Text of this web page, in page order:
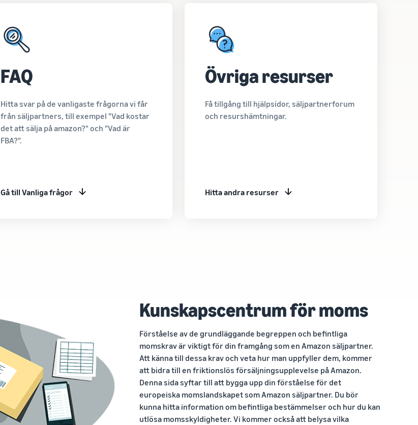
FAQ
Hitta svar på de vanligaste frågorna vi får
från säljpartners, till exempel "Vad kostar
det att sälja på amazon?" och "Vad är
FBA?".
Gå till Vanliga frågor
Övriga resurser
Få tillgång till hjälpsidor, säljpartnerforum
och resurshämtningar.
Hitta andra resurser
Kunskapscentrum för moms
Förståelse av de grundläggande begreppen och befintliga
momskrav är viktigt för din framgång som en Amazon säljpartner.
Att känna till dessa krav och veta hur man uppfyller dem, kommer
att bidra till en friktionslös försäljningsupplevelse på Amazon.
Denna sida syftar till att bygga upp din förståelse för det
europeiska momslandskapet som Amazon säljpartner. Du bör
kunna hitta information om befintliga bestämmelser och hur du kan
utlösa momsskyldigheter. Vi kommer också att belysa vilka